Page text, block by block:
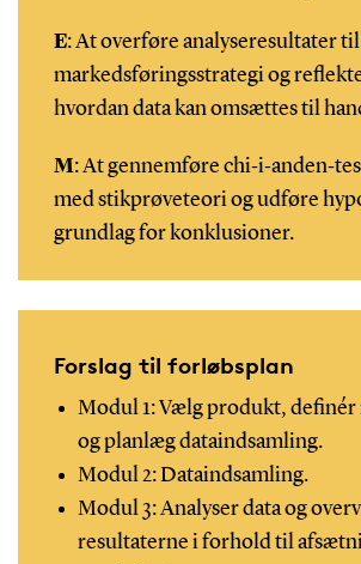
E: At overføre analyseresultater
markedsføringsstrategi og
hvordan data kan omsættes til
M: At gennemføre
med stikprøveteori og udføre
grundlag for konklusioner.
Forslag til forløbsplan
Modul 1: Vælg produkt, definér
og planlæg dataindsamling.
Modul 2: Dataindsamling.
Modul 3: Analyser data og
resultaterne i forhold til